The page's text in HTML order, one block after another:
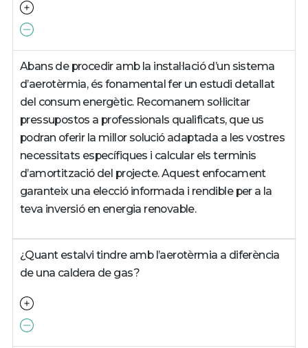
Abans de procedir amb la instal·lació d’un sistema
d’aerotèrmia, és fonamental fer un estudi detallat
del consum energètic. Recomanem sol·licitar
pressupostos a professionals qualificats, que us
podran oferir la millor solució adaptada a les vostres
necessitats específiques i calcular els terminis
d’amortització del projecte. Aquest enfocament
garanteix una elecció informada i rendible per a la
teva inversió en energia renovable.
¿Quant estalvi tindre amb l’aerotèrmia a diferència
de una caldera de gas?